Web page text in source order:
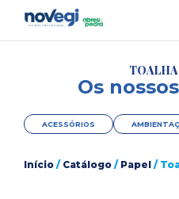
Os
ACESSÓRIOS
Início / Catálogo / Papel /